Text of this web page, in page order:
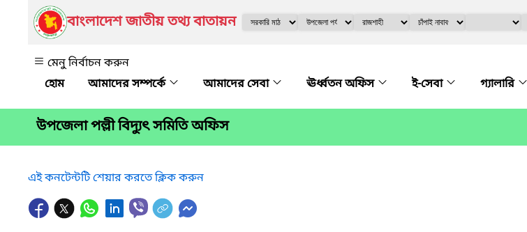
বাংলাদেশ জাতীয় তথ্য বাতায়ন
মেনু নির্বাচন করুন
আমাদের সম্পর্কে
আমাদের সেবা ঊর্ধ্বতন অফিস ই-সেবা গ্যালারি
উপজেলা পল্লী বিদ্যুৎ সমিতি অফিস
এই কনটেন্টটি শেয়ার করতে ক্লিক করুন